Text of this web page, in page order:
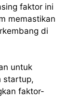
faktor ini
memastikan
di
untuk
startup,
faktor-